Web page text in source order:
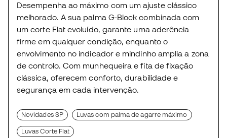
Desempenha ao máximo com um ajuste clássico
melhorado. A sua palma G-Block combinada com
um corte Flat evoluído, garante uma aderência
firme em qualquer condição, enquanto o
envolvimento no indicador e mindinho amplia a zona
de controlo. Com munhequeira e fita de fixação
clássica, oferecem conforto, durabilidade e
segurança em cada intervenção.
Novidades SP Luvas com palma de agarre máximo
Luvas Corte Flat